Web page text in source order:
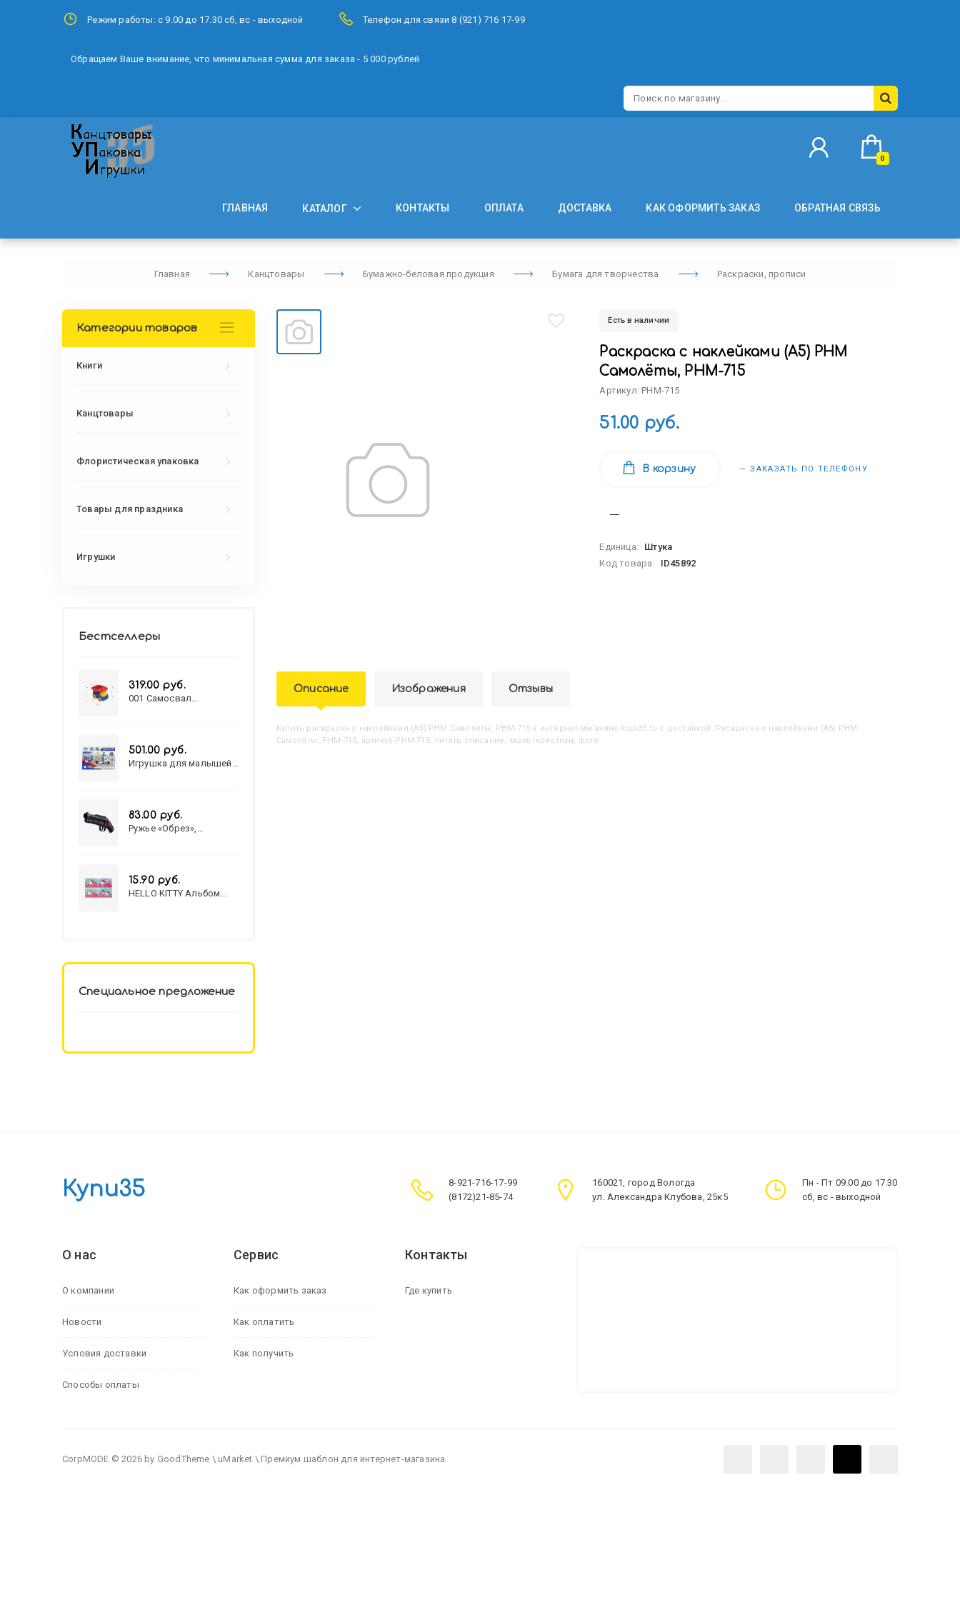
Режим работы: с 9.00 до 17.30 сб, вс - выходной Телефон для связи 8 (921) 716 17-99
Обращаем Ваше внимание, что минимальная сумма для заказа - 5 000 рублей
0
ГЛАВНАЯ КАТАЛОГ КОНТАКТЫ ОПЛАТА ДОСТАВКА КАК ОФОРМИТЬ ЗАКАЗ ОБРАТНАЯ СВЯЗЬ
Главная Канцтовары Бумажно-беловая продукция Бумага для творчества Раскраски, прописи
Есть в наличии
Раскраска с наклейками (А5) РНМ
Самолёты, РНМ-715
Артикул: РНМ-715
51.00 руб.
В корзину — ЗАКАЗАТЬ ПО ТЕЛЕФОНУ
Единица:
Штука
Код товара:
ID45892
Описание Изображения Отзывы
Купить Раскраска с наклейками (А5) РНМ Самолёты, РНМ-715 в интернет-магазине kupi35.ru с доставкой. Раскраска с наклейками (А5) РНМ
Самолёты, РНМ-715, артикул РНМ-715: читать описание, характеристики, фото
Категории товаров
Книги
Канцтовары
Флористическая упаковка
Товары для праздника
Игрушки
Бестселлеры
319.00 руб.
001 Самосвал
501.00 руб.
Игрушка для малышей
83.00 руб.
Ружье «Обрез»,
15.90 руб.
HELLO KITTY Альбом
Специальное предложение
Купи35
8-921-716-17-99
(8172)21-85-74
160021, город Вологда
ул. Александра Клубова, 25к5
Пн - Пт 09.00 до 17.30
сб, вс - выходной
О нас
О компании
Новости
Условия доставки
Способы оплаты
Сервис
Как оформить заказ
Как оплатить
Как получить
Контакты
Где купить
CorpMODE © 2026 by GoodTheme \ uMarket \ Премиум шаблон для интернет-магазина